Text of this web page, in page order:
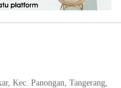
Kec. Panongan, Tangerang,